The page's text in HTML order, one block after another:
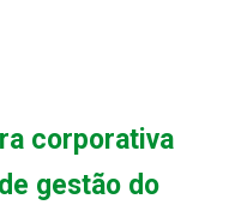
corporativa
gestão do